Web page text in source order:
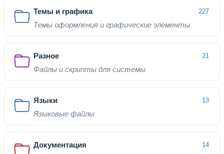
Темы и графика 227
Темы оформления и графические элементы
Разное 21
Файлы и скрипты для системы
Языки 13
Языковые файлы
Документация 14